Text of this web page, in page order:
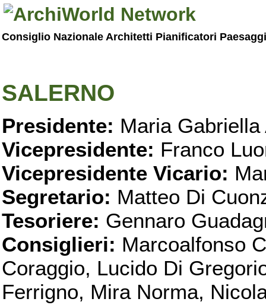
Consiglio Nazionale Architetti Pianificatori
SALERNO
Presidente: Maria Gabriella
Vicepresidente: Franco
Vicepresidente Vicario:
Segretario: Matteo Di
Tesoriere: Gennaro
Consiglieri: Marcoalfonso
Coraggio, Lucido Di
Ferrigno, Mira Norma,